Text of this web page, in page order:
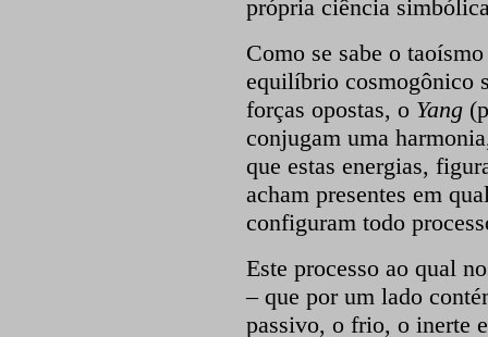
própria ciência
Como se sabe o
equilíbrio cosmogônico
forças opostas, o Yang
conjugam uma
que estas energias,
acham presentes em
configuram todo
Este processo ao qual
– que por um lado
passivo, o frio, o inerte